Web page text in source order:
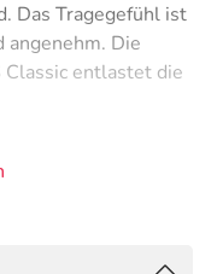
Das Tragegefühl ist
angenehm. Die
Classic entlastet die
im Alltag.
Waschen